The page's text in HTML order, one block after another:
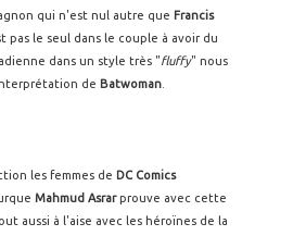
qui n'est nul autre que Francis
pas le seul dans le couple à avoir du
dans un style très "fluffy" nous
de Batwoman
les femmes de DC Comics
Mahmud Asrarprouve avec cette
aussi à l'aise avec les héroïnes de la